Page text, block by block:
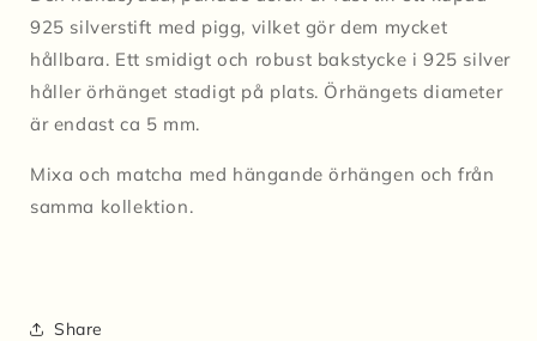
925 silverstift med pigg, vilket gör dem mycket
hållbara. Ett smidigt och robust bakstycke i 925 silver
håller örhänget stadigt på plats. Örhängets diameter
är endast ca 5 mm.
Mixa och matcha med hängande örhängen och från
samma kollektion.
Share